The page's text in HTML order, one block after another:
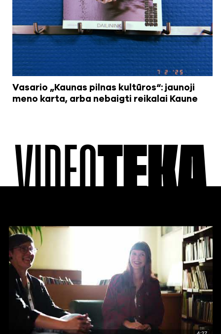
Vasario „Kaunas pilnas kultūros“: jaunoji
meno karta, arba nebaigti reikalai Kaune
VIDEOTEKA